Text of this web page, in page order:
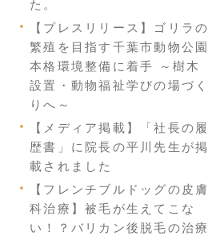
た。
【プレスリリース】ゴリラの
繁殖を目指す千葉市動物公園
本格環境整備に着手 ～樹木
設置・動物福祉学びの場づく
りへ～
【メディア掲載】「社長の履
歴書」に院長の平川先生が掲
載されました
【フレンチブルドッグの皮膚
科治療】被毛が生えてこな
い！？バリカン後脱毛の治療